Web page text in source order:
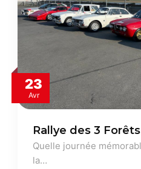
23
Avr
Rallye des 3 Forêts
Quelle journée
la…